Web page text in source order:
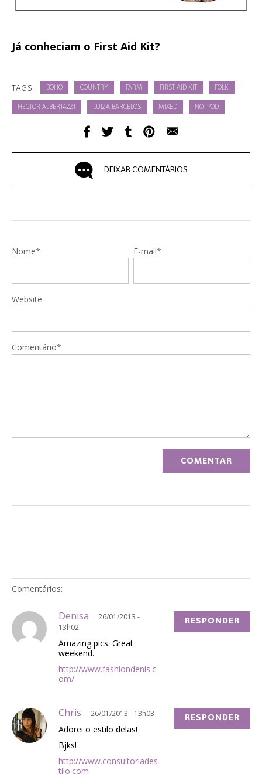
Já conheciam o First Aid Kit?
TAGS: BOHO COUNTRY FARM FIRST AID KIT FOLK
HECTOR ALBERTAZZI LUIZA BARCELOS MIXED NO IPOD
DEIXAR COMENTÁRIOS
Nome* E-mail*
Website
Comentário*
Comentários:
Denisa
26/01/2013 -
13h02
Amazing pics. Great
weekend.
http://www.fashiondenis.c
om/
RESPONDER
Chris 26/01/2013 - 13h03
Adorei o estilo delas!
Bjks!
http://www.consultoriades
tilo.com
RESPONDER